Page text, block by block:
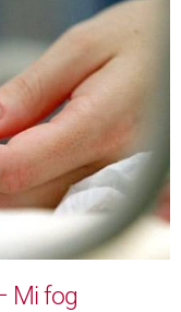
Mi fog